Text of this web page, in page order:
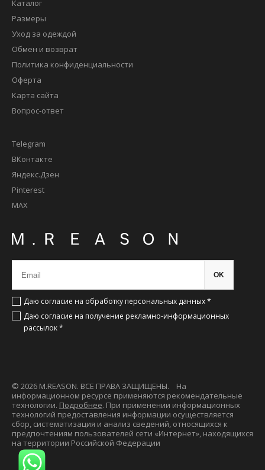
Каталог
Размеры
Уход за одеждой
Обмен и возврат
Политика конфиденциальности
Оферта
Карта сайта
Вопрос-ответ
Telegram
ВКонтакте
Яндекс.Дзен
Pinterest
MAX
OK
Даю согласие на обработку персональных данных *
Даю согласие на получение рекламно-информационных
рассылок *
© 2026 M.REASON. ВСЕ ПРАВА ЗАЩИЩЕНЫ. На
информационном ресурсе применяются рекомендательные
технологии. Подробнее. При применении информационных
технологий предоставления информации осуществляется
сбор, систематизация и анализ сведений, относящихся к
предпочтениям пользователей сети «Интернет», находящихся
на территории Российской Федерации